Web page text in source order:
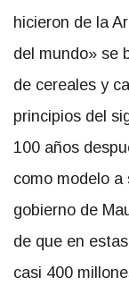
hicieron de la
del mundo» se
de cereales y
principios del
100 años
como modelo a
gobierno de
de que en
casi 400